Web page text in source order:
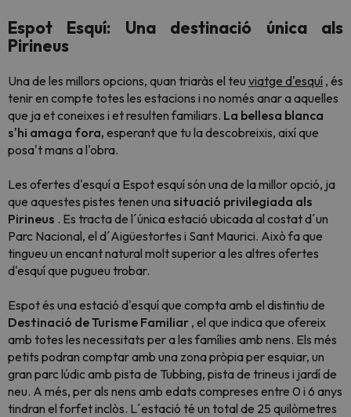
Espot Esquí: Una destinació única als
Pirineus
Una de les millors opcions, quan triaràs el teu viatge d'esquí , és
tenir en compte totes les estacions i no només anar a aquelles
que ja et coneixes i et resulten familiars. La bellesa blanca
s'hi amaga fora, esperant que tu la descobreixis, així que
posa't mans a l'obra.
Les ofertes d'esquí a Espot esquí són una de la millor opció, ja
que aquestes pistes tenen una situació privilegiada als
Pirineus . Es tracta de l´única estació ubicada al costat d´un
Parc Nacional, el d´Aigüestortes i Sant Maurici. Això fa que
tingueu un encant natural molt superior a les altres ofertes
d'esquí que pugueu trobar.
Espot és una estació d'esquí que compta amb el distintiu de
Destinació de Turisme Familiar , el que indica que ofereix
amb totes les necessitats per a les famílies amb nens. Els més
petits podran comptar amb una zona pròpia per esquiar, un
gran parc lúdic amb pista de Tubbing, pista de trineus i jardí de
neu. A més, per als nens amb edats compreses entre 0 i 6 anys
tindran el forfet inclòs. L´estació té un total de 25 quilòmetres